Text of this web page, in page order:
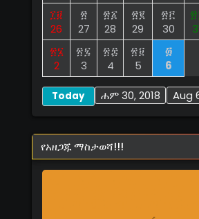
፲፱
26
፳
27
፳፩
28
፳፪
29
፳፫
30
፳፮
2
፳፯
3
፳፰
4
፳፱
5
፴
6
Aug
ሐም 30, 2018
Today
የአዘጋጁ ማስታወሻ!!!